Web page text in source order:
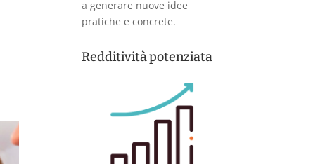
a generare nuove idee
pratiche e concrete.
Redditività potenziata